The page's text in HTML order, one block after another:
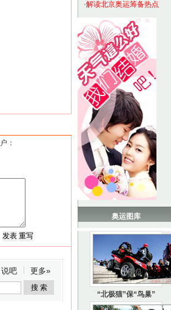
：
说吧 更多»
·解读北京奥运筹备热点
奥运图库
“北极猫”保“鸟巢”